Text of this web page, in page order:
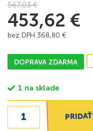
567,03€
453,62 €
bez DPH 368,80 €
DOPRAVA ZDARMA
1 na sklade